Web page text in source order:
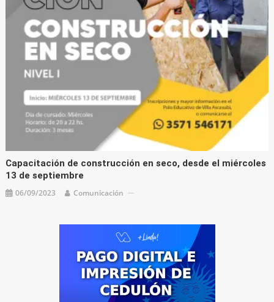
Capacitación de construcción en seco, desde el miércoles
13 de septiembre
06/09/2023 Comunicación